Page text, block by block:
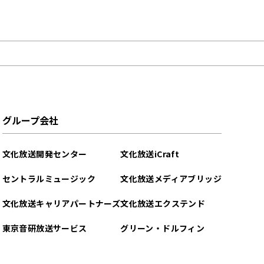
グループ会社
文化放送開発センター
セントラルミュージック
文化放送キャリアパートナーズ
東京音研放送サービス
文化放送iCraft
文化放送メディアブリッジ
文化放送エクステンド
グリーン・ドルフィン